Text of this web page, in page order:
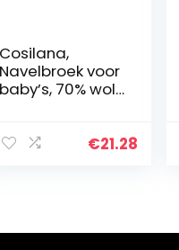
Cosilana,
Navelbroek voor
baby’s, 70% wol,
€21.28